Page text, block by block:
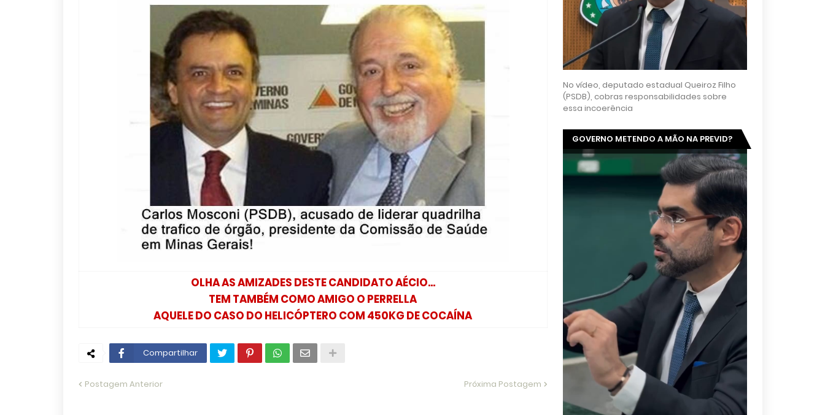
OLHA AS AMIZADES DESTE CANDIDATO AÉCIO...
TEM TAMBÉM COMO AMIGO O PERRELLA
AQUELE DO CASO DO HELICÓPTERO COM 450KG DE COCAÍNA
Compartilhar
Postagem Anterior Próxima Postagem
No vídeo, deputado estadual Queiroz Filho
(PSDB), cobras responsabilidades sobre
essa incoerência
GOVERNO METENDO A MÃO NA PREVID?